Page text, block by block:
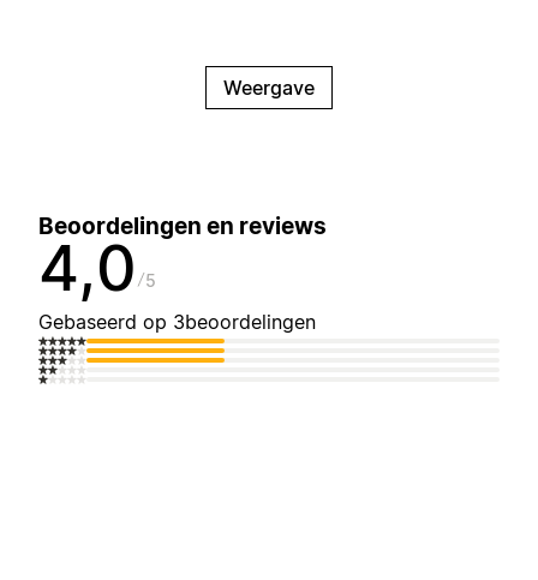
Weergave
Beoordelingen en reviews
4,0 5
Gebaseerd op 3beoordelingen